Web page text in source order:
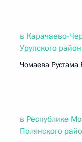
в Карачаево-
Урупского
Чомаева Рустама
в Республике
Полянского